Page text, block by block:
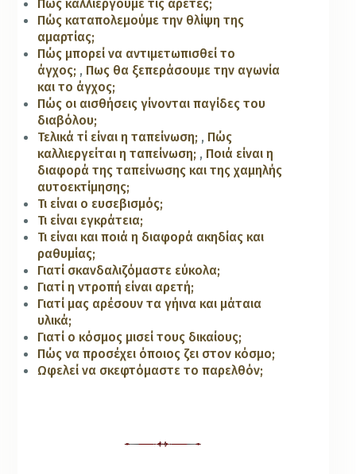
Πώς καλλιεργούμε τις αρετές;
Πώς καταπολεμούμε την θλίψη της
αμαρτίας;
Πώς μπορεί να αντιμετωπισθεί το
άγχος; , Πως θα ξεπεράσουμε την αγωνία
και το άγχος;
Πώς οι αισθήσεις γίνονται παγίδες του
διαβόλου;
Τελικά τί είναι η ταπείνωση; , Πώς
καλλιεργείται η ταπείνωση; , Ποιά είναι η
διαφορά της ταπείνωσης και της χαμηλής
αυτοεκτίμησης;
Τι είναι ο ευσεβισμός;
Τι είναι εγκράτεια;
Τι είναι και ποιά η διαφορά ακηδίας και
ραθυμίας;
Γιατί σκανδαλιζόμαστε εύκολα;
Γιατί η ντροπή είναι αρετή;
Γιατί μας αρέσουν τα γήινα και μάταια
υλικά;
Γιατί ο κόσμος μισεί τους δικαίους;
Πώς να προσέχει όποιος ζει στον κόσμο;
Ωφελεί να σκεφτόμαστε το παρελθόν;